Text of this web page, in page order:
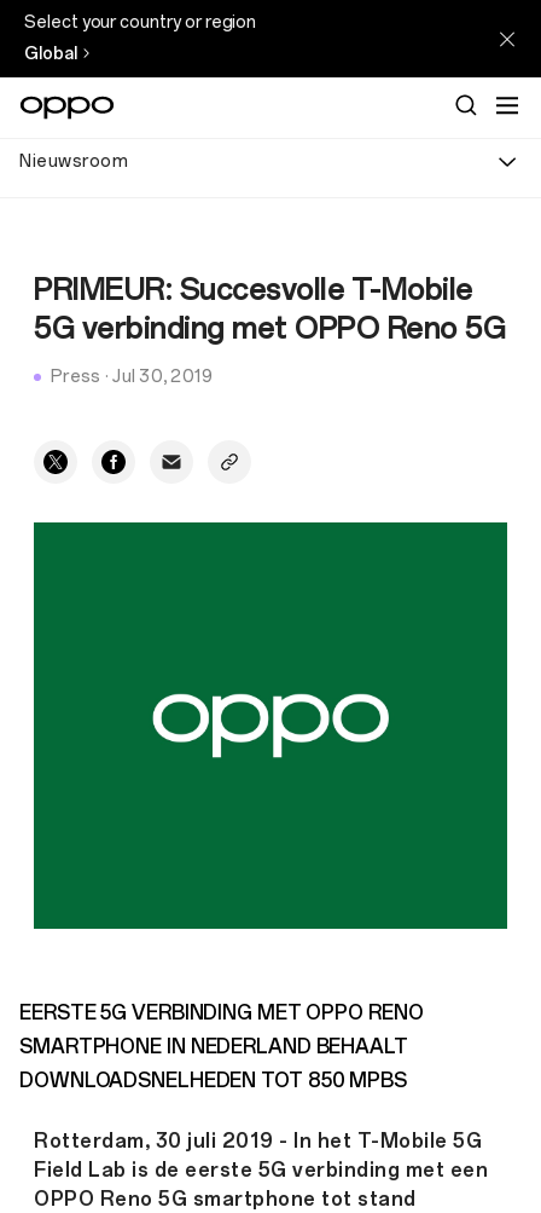
Select your country or region
Global
Nieuwsroom
PRIMEUR: Succesvolle T-Mobile
5G verbinding met OPPO Reno 5G
Press ·Jul 30, 2019
EERSTE 5G VERBINDING MET OPPO RENO
SMARTPHONE IN NEDERLAND BEHAALT
DOWNLOADSNELHEDEN TOT 850 MPBS
Rotterdam, 30 juli 2019 - In het T-Mobile 5G
Field Lab is de eerste 5G verbinding met een
OPPO Reno 5G smartphone tot stand